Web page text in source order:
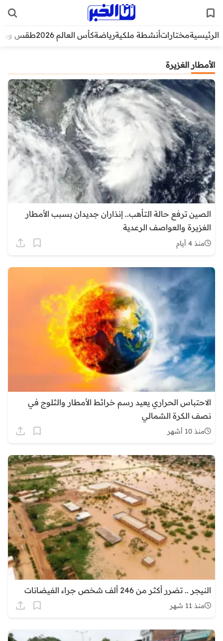
الرئيسيةمختاراتأنشطة ملكيةرياضةكأس العالم 2026 طقس
الأمطار الغزيرة
الصين ترفع حالة التأهب.. إنذاران جديدان بسبب الأمطار
الغزيرة والعواصف الرعدية
منذ 4 أيام
الاحتباس الحراري يعيد رسم خرائط الأمطار والثلوج في
نصف الكرة الشمالي
منذ 10 أشهر
النيجر .. تضرر أكثر من 246 ألف شخص جراء الفيضانات
منذ 11 شهر